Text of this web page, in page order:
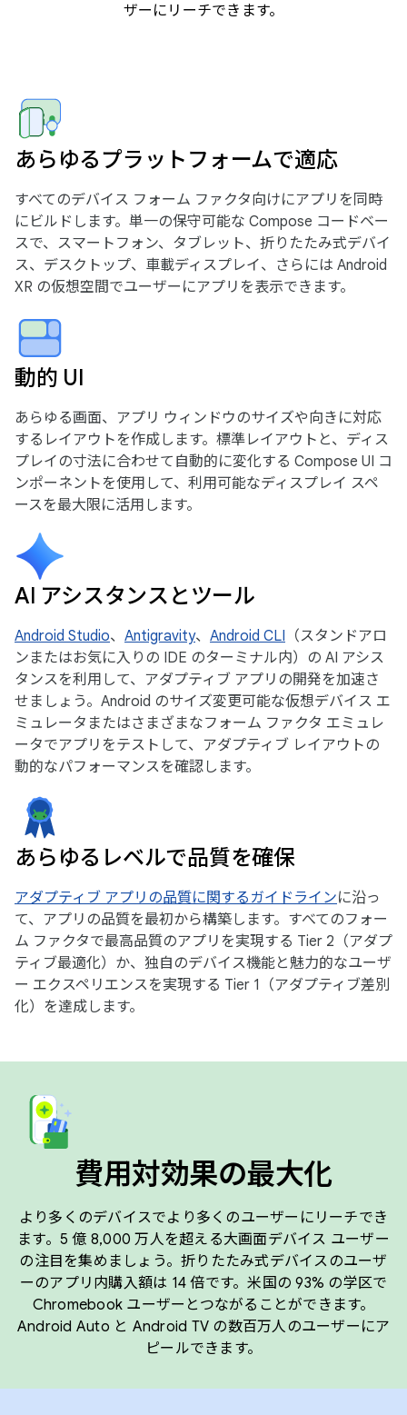
ザーにリーチできます。
あらゆるプラットフォームで適応
すべてのデバイス フォーム ファクタ向けにアプリを同時
にビルドします。単一の保守可能な Compose コードベー
スで、スマートフォン、タブレット、折りたたみ式デバイ
ス、デスクトップ、車載ディスプレイ、さらには Android
XR の仮想空間でユーザーにアプリを表示できます。
動的 UI
あらゆる画面、アプリ ウィンドウのサイズや向きに対応
するレイアウトを作成します。標準レイアウトと、ディス
プレイの寸法に合わせて自動的に変化する Compose UI コ
ンポーネントを使用して、利用可能なディスプレイ スペ
ースを最大限に活用します。
AI アシスタンスとツール
Android Studio、 Antigravity、 Android CLI （スタンドアロ
ンまたはお気に入りの IDE のターミナル内）の AI アシス
タンスを利用して、アダプティブ アプリの開発を加速さ
せましょう。Android のサイズ変更可能な仮想デバイス エ
ミュレータまたはさまざまなフォーム ファクタ エミュレ
ータでアプリをテストして、アダプティブ レイアウトの
動的なパフォーマンスを確認します。
あらゆるレベルで品質を確保
アダプティブ アプリの品質に関するガイドラインに沿っ
て、アプリの品質を最初から構築します。すべてのフォー
ム ファクタで最高品質のアプリを実現する Tier 2（アダプ
ティブ最適化）か、独自のデバイス機能と魅力的なユーザ
ー エクスペリエンスを実現する Tier 1（アダプティブ差別
化）を達成します。
費用対効果の最大化
より多くのデバイスでより多くのユーザーにリーチでき
ます。5 億 8,000 万人を超える大画面デバイス ユーザー
の注目を集めましょう。折りたたみ式デバイスのユーザ
ーのアプリ内購入額は 14 倍です。米国の 93% の学区で
Chromebook ユーザーとつながることができます。
Android Auto と Android TV の数百万人のユーザーにア
ピールできます。